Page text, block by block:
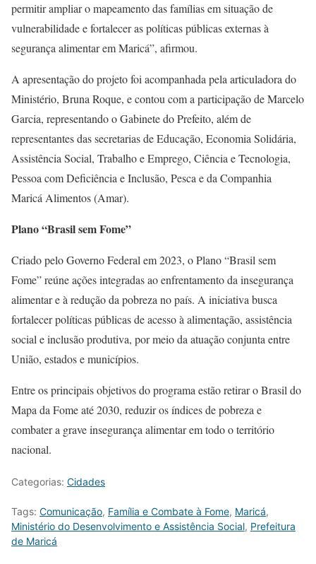
permitir ampliar o mapeamento das famílias em situação de
vulnerabilidade e fortalecer as políticas públicas externas à
segurança alimentar em Maricá”, afirmou.
A apresentação do projeto foi acompanhada pela articuladora do
Ministério, Bruna Roque, e contou com a participação de Marcelo
Garcia, representando o Gabinete do Prefeito, além de
representantes das secretarias de Educação, Economia Solidária,
Assistência Social, Trabalho e Emprego, Ciência e Tecnologia,
Pessoa com Deficiência e Inclusão, Pesca e da Companhia
Maricá Alimentos (Amar).
Plano “Brasil sem Fome”
Criado pelo Governo Federal em 2023, o Plano “Brasil sem
Fome” reúne ações integradas ao enfrentamento da insegurança
alimentar e à redução da pobreza no país. A iniciativa busca
fortalecer políticas públicas de acesso à alimentação, assistência
social e inclusão produtiva, por meio da atuação conjunta entre
União, estados e municípios.
Entre os principais objetivos do programa estão retirar o Brasil do
Mapa da Fome até 2030, reduzir os índices de pobreza e
combater a grave insegurança alimentar em todo o território
nacional.
Categorias: Cidades
Tags: Comunicação, Família e Combate à Fome, Maricá,
Ministério do Desenvolvimento e Assistência Social, Prefeitura
de Maricá